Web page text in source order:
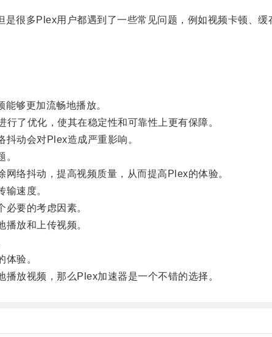
多Plex用户都遇到了一些常见问题，例如视频卡顿、缓
够更加流畅地播放。
了优化，使其在稳定性和可靠性上更有保障。
动会对Plex造成严重影响。
络抖动，提高视频质量，从而提高Plex的体验。
速度。
要的考虑因素。
放和上传视频。
验。
放视频，那么Plex加速器是一个不错的选择。